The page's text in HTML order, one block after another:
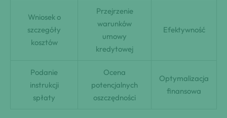
Wniosek o
szczegóły
kosztów
Przejrzenie
warunków
umowy
kredytowej
Efektywność
Podanie
instrukcji
spłaty
Ocena
potencjalnych
oszczędności
Optymalizacja
finansowa